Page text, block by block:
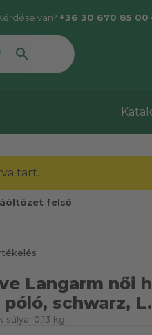
van? +36 30 670 85 00 •
tart.
felső
Langarm női
schwarz, L.
súlya: 0,13 kg